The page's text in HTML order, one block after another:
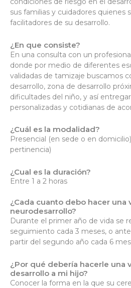
sus familias y cuidadores quienes
facilitadores de su desarrollo.
¿En que consiste?
En una consulta con un
donde por medio de diferentes
validadas de tamizaje buscamos
desarrollo, zona de desarrollo
dificultades del niño, y así
personalizadas y cotidianas de
¿Cuál es la modalidad?
Presencial (en sede o en
pertinencia)
¿Cual es la duración?
Entre 1 a 2 horas
¿Cada cuanto debo hacer una
neurodesarrollo?
Durante el primer año de vida se
seguimiento cada 3 meses, o
partir del segundo año cada 6
¿Por qué debería hacerle una
desarrollo a mi hijo?
Conocer la forma en la que su